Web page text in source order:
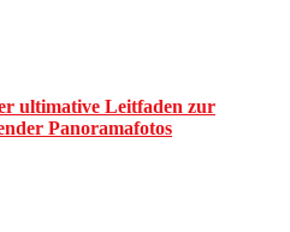
ultimative Leitfaden zur
Panoramafotos